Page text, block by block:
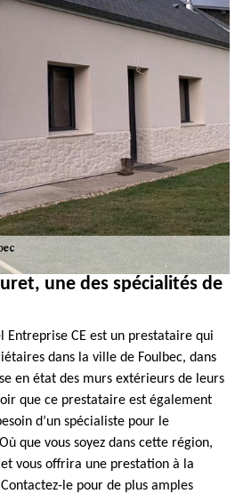
une des spécialités de
Entreprise CE est un prestataire qui
dans la ville de Foulbec, dans
en état des murs extérieurs de leurs
que ce prestataire est également
d’un spécialiste pour le
que vous soyez dans cette région,
vous offrira une prestation à la
le pour de plus amples